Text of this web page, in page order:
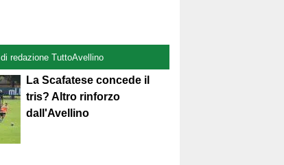
di redazione TuttoAvellino
La Scafatese concede il
tris? Altro rinforzo
dall'Avellino